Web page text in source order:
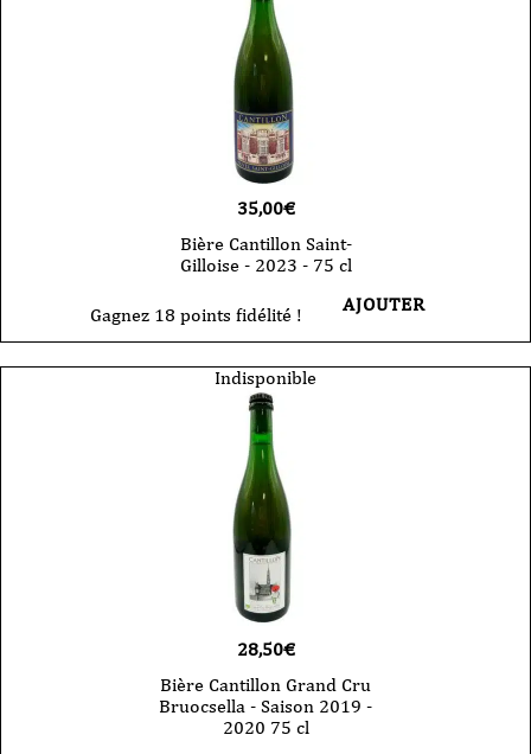
35,00€
Bière Cantillon Saint-
Gilloise - 2023 - 75 cl
Gagnez 18 points fidélité ! AJOUTER
Indisponible
28,50€
Bière Cantillon Grand Cru
Bruocsella - Saison 2019 -
2020 75 cl